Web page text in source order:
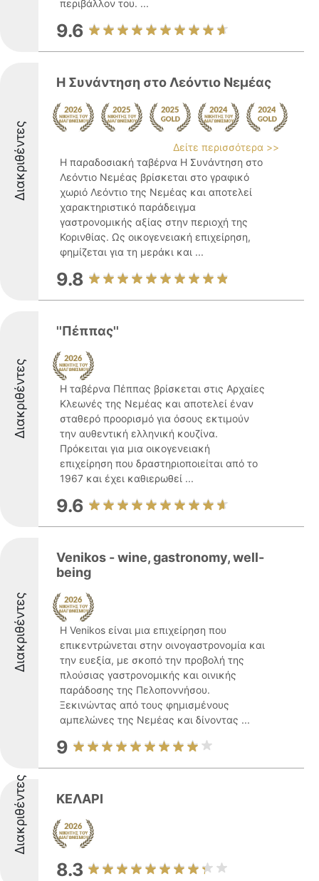
περιβάλλον του. ...
9.6
Διακριθέντες
Η Συνάντηση στο Λεόντιο Νεμέας
Δείτε περισσότερα >>
Η παραδοσιακή ταβέρνα Η Συνάντηση στο
Λεόντιο Νεμέας βρίσκεται στο γραφικό
χωριό Λεόντιο της Νεμέας και αποτελεί
χαρακτηριστικό παράδειγμα
γαστρονομικής αξίας στην περιοχή της
Κορινθίας. Ως οικογενειακή επιχείρηση,
φημίζεται για τη μεράκι και ...
9.8
Διακριθέντες
''Πέππας''
Η ταβέρνα Πέππας βρίσκεται στις Αρχαίες
Κλεωνές της Νεμέας και αποτελεί έναν
σταθερό προορισμό για όσους εκτιμούν
την αυθεντική ελληνική κουζίνα.
Πρόκειται για μια οικογενειακή
επιχείρηση που δραστηριοποιείται από το
1967 και έχει καθιερωθεί ...
9.6
Διακριθέντες
Venikos - wine, gastronomy, well-
being
Η Venikos είναι μια επιχείρηση που
επικεντρώνεται στην οινογαστρονομία και
την ευεξία, με σκοπό την προβολή της
πλούσιας γαστρονομικής και οινικής
παράδοσης της Πελοποννήσου.
Ξεκινώντας από τους φημισμένους
αμπελώνες της Νεμέας και δίνοντας ...
9
Διακριθέντες ΚΕΛΑΡΙ
8.3